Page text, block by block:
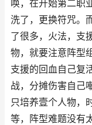
唤，在开始第二职
洗了，更换符咒。
了很多，火法，支
物，就要注意阵型
支援的回血自己复
战，分摊伤害自己
只培养壹个人物，
等，阵型难题没有